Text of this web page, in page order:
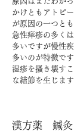
かけとも アトピ
が原因の一つと
急性痒疹の多く
多いですが慢性
多いのが特徴です
湿疹を搔き壊す
な結節を生じます
漢方薬 鍼灸